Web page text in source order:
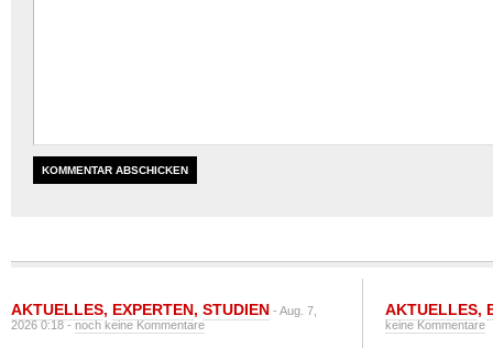
AKTUELLES, EXPERTEN, STUDIEN - Aug. 7,
2026 0:18 -noch keine Kommentare
AKTUELLES,
keine Kommentare